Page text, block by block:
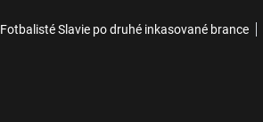
Fotbalisté Slavie po druhé inkasované brance